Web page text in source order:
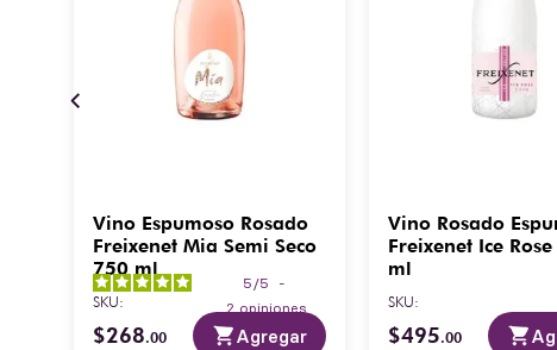
Vino Espumoso Rosado
Freixenet Mia Semi Seco
750 ml
5 /5
-
2 opiniones
SKU:
$268.00 Agregar
Vino Rosado
Freixenet Ice
ml
SKU:
$495.00